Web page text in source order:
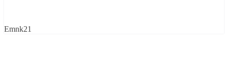
Emnk21